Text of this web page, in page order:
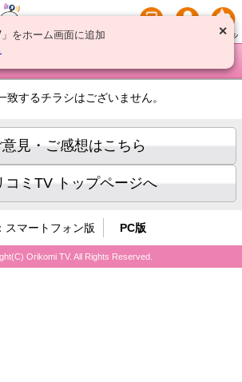
致するチラシはございません。
見・ご感想はこちら
コミTV トップページへ
スマートフォン版 PC版
Orikomi TV. All Rights Reserved.
✕
」をホーム画面に追加